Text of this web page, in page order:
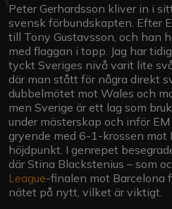
Peter Gerhardsson kliver in i
svensk förbundskapten. Efter
till Tony Gustavsson, och han
med flaggan i topp. Jag har
tyckt Sveriges nivå varit lite
där man stått för några direkt
dubbelmötet mot Wales och
men Sverige är ett lag som
under mästerskap och inför
gryende med 6-1-krossen mot
höjdpunkt. I genrepet
där Stina Blackstenius – som
League-finalen mot Barcelona
nätet på nytt, vilket är viktigt.